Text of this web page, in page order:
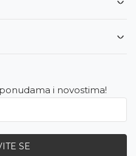
i novostima!
SE